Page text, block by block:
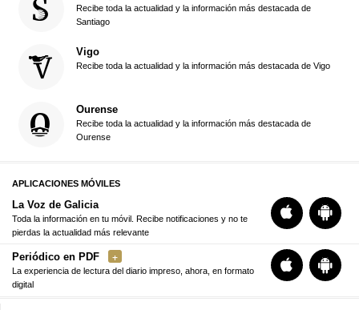
Recibe toda la actualidad y la información más destacada de
Santiago
Vigo
Recibe toda la actualidad y la información más destacada de Vigo
Ourense
Recibe toda la actualidad y la información más destacada de
Ourense
APLICACIONES MÓVILES
La Voz de Galicia
Toda la información en tu móvil. Recibe notificaciones y no te
pierdas la actualidad más relevante
Periódico en PDF
La experiencia de lectura del diario impreso, ahora, en formato
digital